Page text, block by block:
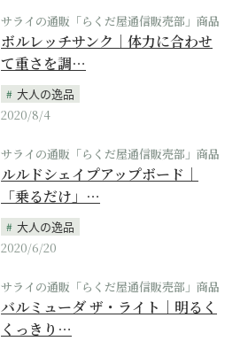
サライの通販「らくだ屋通信販売部」商品
ボルレッチサンク｜体力に合わせ
て重さを調…
大人の逸品
2020/8/4
サライの通販「らくだ屋通信販売部」商品
ルルドシェイプアップボード｜
「乗るだけ」…
大人の逸品
2020/6/20
サライの通販「らくだ屋通信販売部」商品
バルミューダ ザ・ライト｜明るく
くっきり…